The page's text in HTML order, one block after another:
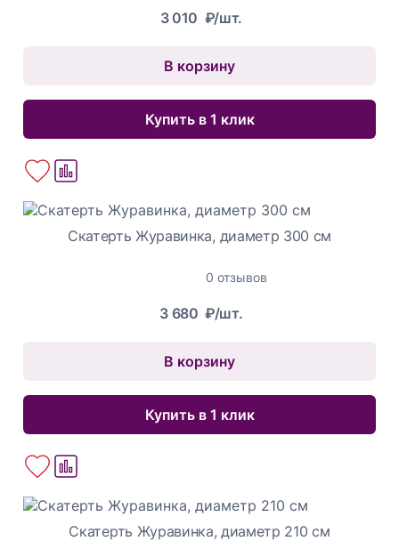
3 010 ₽/шт.
В корзину
Купить в 1 клик
Скатерть Журавинка, диаметр 300 см
0 отзывов
3 680 ₽/шт.
В корзину
Купить в 1 клик
Скатерть Журавинка, диаметр 210 см